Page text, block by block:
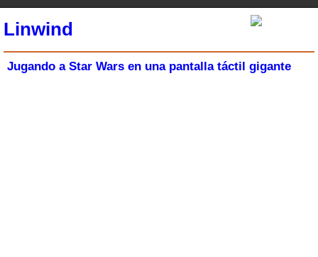
Linwind
Jugando a Star Wars en una pantalla táctil gigante